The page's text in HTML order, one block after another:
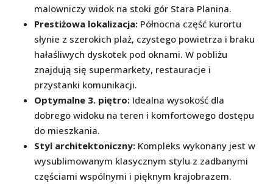
malowniczy widok na stoki gór Stara Planina.
Prestiżowa lokalizacja: Północna część kurortu
słynie z szerokich plaż, czystego powietrza i braku
hałaśliwych dyskotek pod oknami. W pobliżu
znajdują się supermarkety, restauracje i
przystanki komunikacji.
Optymalne 3. piętro: Idealna wysokość dla
dobrego widoku na teren i komfortowego dostępu
do mieszkania.
Styl architektoniczny: Kompleks wykonany jest w
wysublimowanym klasycznym stylu z zadbanymi
częściami wspólnymi i pięknym krajobrazem.